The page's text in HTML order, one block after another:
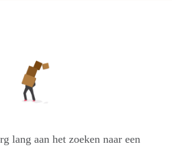
lang aan het zoeken naar een